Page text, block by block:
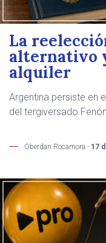
La
alternativo
alquiler
Argentina persiste en
del tergiversado
Oberdan Rocamora - 17